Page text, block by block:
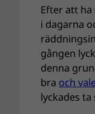
Efter att
i dagarna
gången
denna
bra och
lyckades